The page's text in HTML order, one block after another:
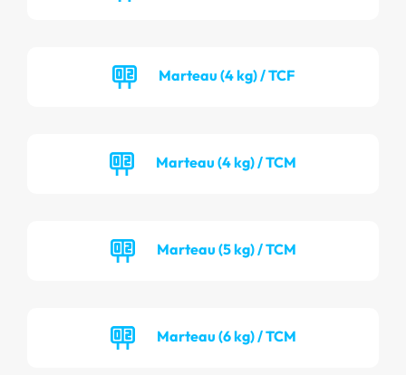
Marteau (4 kg) / TCF
Marteau (4 kg) / TCM
Marteau (5 kg) / TCM
Marteau (6 kg) / TCM